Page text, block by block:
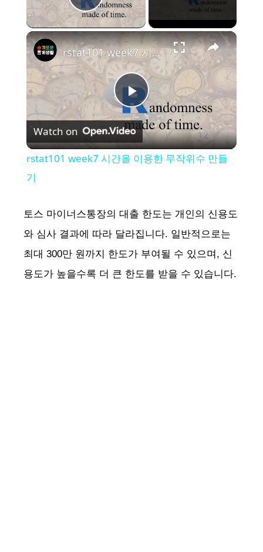
Play Video
×
P
l
y
V
i
rstat101 week7 시간을 이용한 무작위수 만들기
Watch on
rstat101 week7 시간을 이용한 무작위수 만들
기
토스 마이너스통장의 대출 한도는 개인의 신용도
와 심사 결과에 따라 달라집니다. 일반적으로는
최대 300만 원까지 한도가 부여될 수 있으며, 신
용도가 높을수록 더 큰 한도를 받을 수 있습니다.